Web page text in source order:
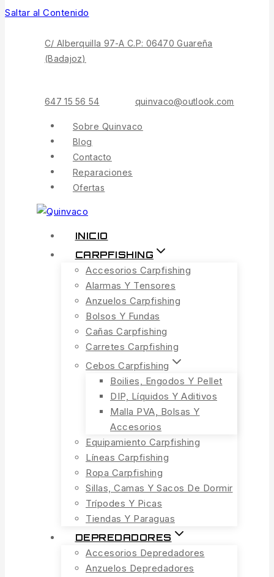
Saltar al Contenido
C/ Alberquilla 97-A C.P: 06470 Guareña
(Badajoz)
647 15 56 54 quinvaco@outlook.com
Sobre Quinvaco
Blog
Contacto
Reparaciones
Ofertas
INICIO
CARPFISHING
Accesorios Carpfishing
Alarmas Y Tensores
Anzuelos Carpfishing
Bolsos Y Fundas
Cañas Carpfishing
Carretes Carpfishing
Cebos Carpfishing
Boilies, Engodos Y Pellet
DIP, Líquidos Y Aditivos
Malla PVA, Bolsas Y
Accesorios
Equipamiento Carpfishing
Líneas Carpfishing
Ropa Carpfishing
Sillas, Camas Y Sacos De Dormir
Trípodes Y Picas
Tiendas Y Paraguas
DEPREDADORES
Accesorios Depredadores
Anzuelos Depredadores